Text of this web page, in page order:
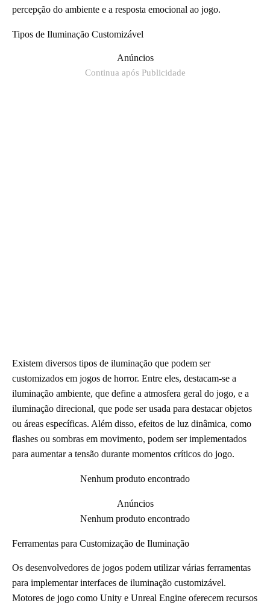
percepção do ambiente e a resposta emocional ao jogo.
Tipos de Iluminação Customizável
Anúncios
Continua após Publicidade
Existem diversos tipos de iluminação que podem ser
customizados em jogos de horror. Entre eles, destacam-se a
iluminação ambiente, que define a atmosfera geral do jogo, e a
iluminação direcional, que pode ser usada para destacar objetos
ou áreas específicas. Além disso, efeitos de luz dinâmica, como
flashes ou sombras em movimento, podem ser implementados
para aumentar a tensão durante momentos críticos do jogo.
Nenhum produto encontrado
Anúncios
Nenhum produto encontrado
Ferramentas para Customização de Iluminação
Os desenvolvedores de jogos podem utilizar várias ferramentas
para implementar interfaces de iluminação customizável.
Motores de jogo como Unity e Unreal Engine oferecem recursos